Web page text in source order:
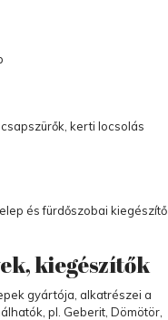
kerti locsolás
és fürdőszobai kiegészítő
kiegészítők
gyártója, alkatrészei a
pl. Geberit, Dömötör,